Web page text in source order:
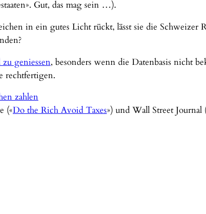
Gut, das mag sein …).
in ein gutes Licht rückt, lässt sie die Schweizer
geniessen, besonders wenn die Datenbasis nicht
rechtfertigen.
zahlen
(«Do the Rich Avoid Taxes») und Wall Street Journal